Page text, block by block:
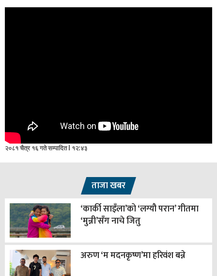
२०८१ चैत्र १६ गते सम्पादित l १२:४३
ताजा खबर
‘कार्की साइँला’को ‘लग्यौ परान’ गीतमा
‘मुन्नी’सँग नाचे जितु
अरुण ‘म मदनकृष्ण’मा हरिवंश बन्ने